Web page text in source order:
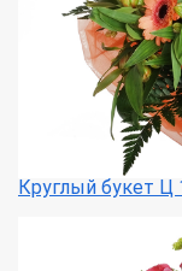
Круглый букет Ц